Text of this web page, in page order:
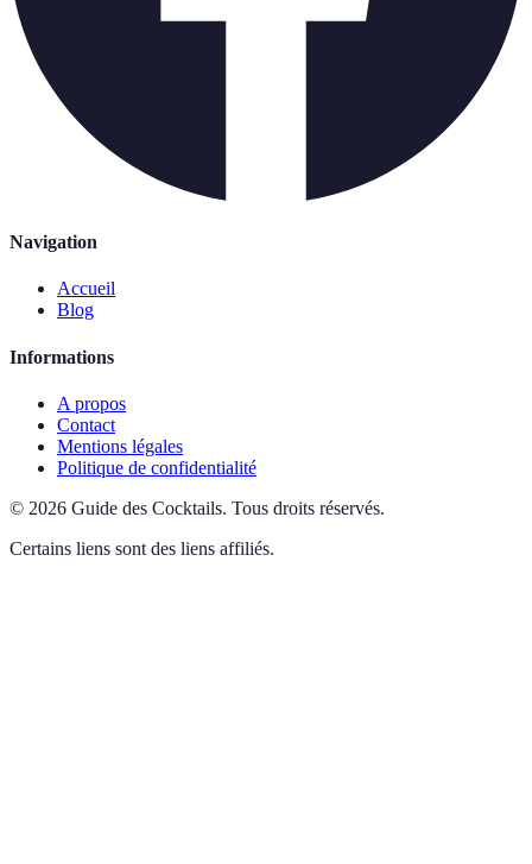
Navigation
Accueil
Blog
Informations
A propos
Contact
Mentions légales
Politique de confidentialité
© 2026 Guide des Cocktails. Tous droits réservés.
Certains liens sont des liens affiliés.